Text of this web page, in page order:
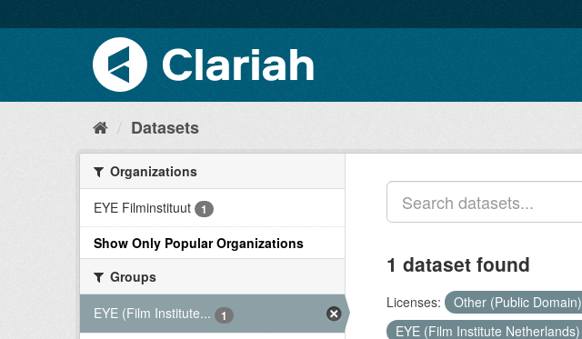
Datasets
Organizations
EYE Filminstituut
1
Show Only Popular Organizations
Groups
EYE (Film Institute...
1
1 dataset found
Licenses: Other (Public Domain)
EYE (Film Institute Netherlands)